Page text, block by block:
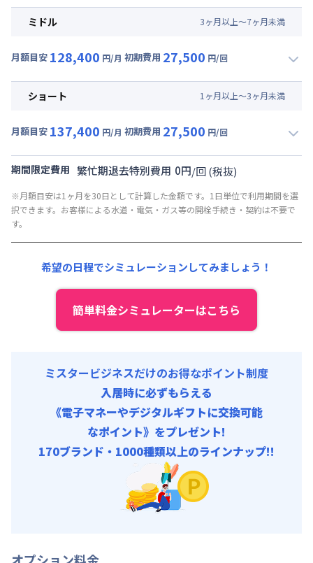
月額賃料目安(30日利用)
光熱費他 : 24,000円/月 (800円/日) (税抜)
その他費用 :
ミドル 3ヶ月以上～7ヶ月未満
月額目安 128,400 円/月 初期費用 27,500 円/回
月額賃料目安(30日利用)
光熱費他 : 24,000円/月 (800円/日) (税抜)
その他費用 :
ショート 1 ヶ月以上～3ヶ月未満
月額目安 137,400 円/月 初期費用 27,500 円/回
月額賃料目安(30日利用)
光熱費他 : 24,000円/月 (800円/日) (税抜)
清掃料他 :
その他費用 :
期間限定費用 繁忙期退去特別費用 0円/回(税抜)
※月額目安は1ヶ月を30日として計算した金額です。1日単位で利用期間を選
択できます。お客様による水道・電気・ガス等の開栓手続き・契約は不要で
す。
希望の日程でシミュレーションしてみましょう！
簡単料金シミュレーターはこちら
ミスタービジネスだけのお得なポイント制度
入居時に必ずもらえる
《電子マネーやデジタルギフトに交換可能
なポイント》をプレゼント!
170ブランド・1000種類以上のラインナップ!!
オプション料金